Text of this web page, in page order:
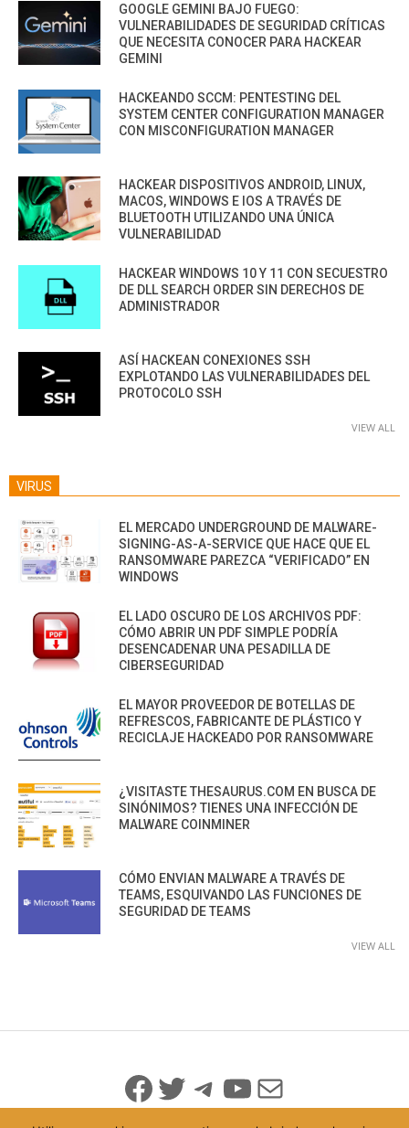
GOOGLE GEMINI BAJO FUEGO:
VULNERABILIDADES DE SEGURIDAD CRÍTICAS
QUE NECESITA CONOCER PARA HACKEAR
GEMINI
HACKEANDO SCCM: PENTESTING DEL
SYSTEM CENTER CONFIGURATION MANAGER
CON MISCONFIGURATION MANAGER
HACKEAR DISPOSITIVOS ANDROID, LINUX,
MACOS, WINDOWS E IOS A TRAVÉS DE
BLUETOOTH UTILIZANDO UNA ÚNICA
VULNERABILIDAD
HACKEAR WINDOWS 10 Y 11 CON SECUESTRO
DE DLL SEARCH ORDER SIN DERECHOS DE
ADMINISTRADOR
ASÍ HACKEAN CONEXIONES SSH
EXPLOTANDO LAS VULNERABILIDADES DEL
PROTOCOLO SSH
VIEW ALL
VIRUS
EL MERCADO UNDERGROUND DE MALWARE-
SIGNING-AS-A-SERVICE QUE HACE QUE EL
RANSOMWARE PAREZCA “VERIFICADO” EN
WINDOWS
EL LADO OSCURO DE LOS ARCHIVOS PDF:
CÓMO ABRIR UN PDF SIMPLE PODRÍA
DESENCADENAR UNA PESADILLA DE
CIBERSEGURIDAD
EL MAYOR PROVEEDOR DE BOTELLAS DE
REFRESCOS, FABRICANTE DE PLÁSTICO Y
RECICLAJE HACKEADO POR RANSOMWARE
¿VISITASTE THESAURUS.COM EN BUSCA DE
SINÓNIMOS? TIENES UNA INFECCIÓN DE
MALWARE COINMINER
CÓMO ENVIAN MALWARE A TRAVÉS DE
TEAMS, ESQUIVANDO LAS FUNCIONES DE
SEGURIDAD DE TEAMS
VIEW ALL
Facebook
Twitter
Telegram
YouTube
Mail